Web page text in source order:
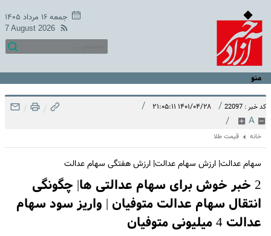
جمعه ۱۶ مرداد ۱۴۰۵
7 August 2026
منو
کد خبر : 22097 / ۱۴۰۱/۰۴/۲۸ ۲۱:۰۵:۱۱ /
A
/
/
/
خانه قیمت طلا
سهام عدالت| ارزش سهام عدالت| ارزش هفتگی سهام عدالت
2 خبر خوش برای سهام عدالتی ها| چگونگی
انتقال سهام عدالت متوفیان | واریز سود سهام
عدالت 4 میلیونی متوفیان